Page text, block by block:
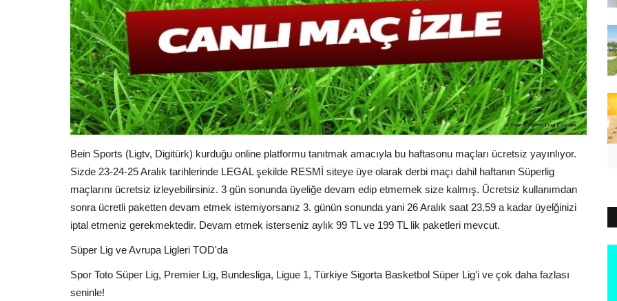
Bein Sports (Ligtv, Digitürk) kurduğu online platformu tanıtmak amacıyla bu haftasonu maçları ücretsiz yayınlıyor.
Sizde 23-24-25 Aralık tarihlerinde LEGAL şekilde RESMİ siteye üye olarak derbi maçı dahil haftanın Süperlig
maçlarını ücretsiz izleyebilirsiniz. 3 gün sonunda üyeliğe devam edip etmemek size kalmış. Ücretsiz kullanımdan
sonra ücretli paketten devam etmek istemiyorsanız 3. günün sonunda yani 26 Aralık saat 23.59 a kadar üyelğinizi
iptal etmeniz gerekmektedir. Devam etmek isterseniz aylık 99 TL ve 199 TL lik paketleri mevcut.
Süper Lig ve Avrupa Ligleri TOD'da
Spor Toto Süper Lig, Premier Lig, Bundesliga, Ligue 1, Türkiye Sigorta Basketbol Süper Lig'i ve çok daha fazlası
seninle!